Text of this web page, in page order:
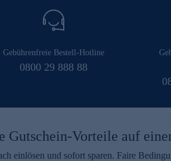
Gebührenfreie Bestell-Hotline
0800 29 888 88
Gutschein-Vorteile auf
einlösen und sofort sparen. Faire